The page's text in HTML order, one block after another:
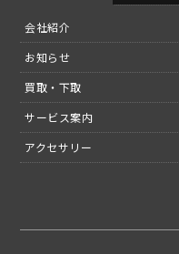
会社紹介
お知らせ
買取・下取
サービス案内
アクセサリー